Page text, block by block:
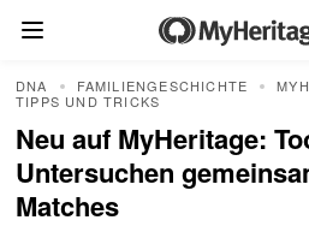
DNA FAMILIENGESCHICHTE
TIPPS UND TRICKS
Neu auf MyHeritage:
Untersuchen
Matches